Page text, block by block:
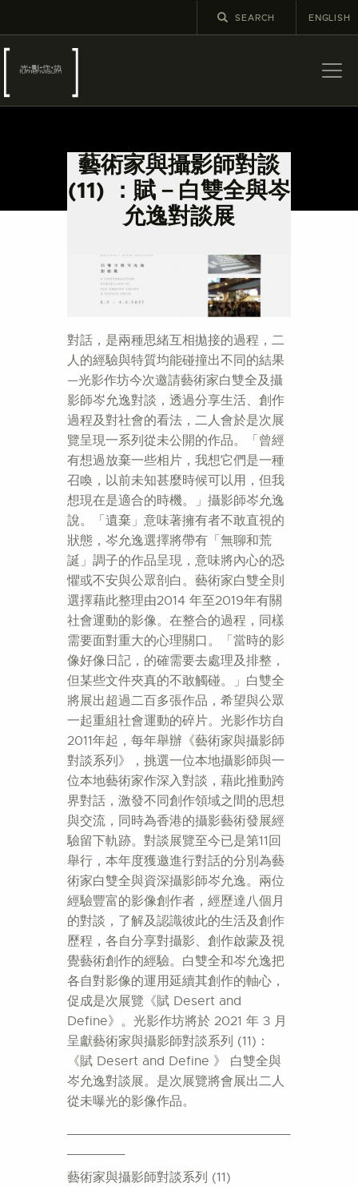
ENGLISH
藝術家與攝影師對談
(11) ：賦－白雙全與岑
允逸對談展
最新消息
展覽
教育及外展
學校課程
更多攝影資訊
對話，是兩種思緒互相拋接的過程，二
人的經驗與特質均能碰撞出不同的結果
—光影作坊今次邀請藝術家白雙全及攝
影師岑允逸對談，透過分享生活、創作
過程及對社會的看法，二人會於是次展
覽呈現一系列從未公開的作品。「曾經
有想過放棄一些相片，我想它們是一種
召喚，以前未知甚麼時候可以用，但我
想現在是適合的時機。」攝影師岑允逸
說。「遺棄」意味著擁有者不敢直視的
狀態，岑允逸選擇將帶有「無聊和荒
誕」調子的作品呈現，意味將內心的恐
懼或不安與公眾剖白。藝術家白雙全則
選擇藉此整理由2014 年至2019年有關
社會運動的影像。在整合的過程，同樣
需要面對重大的心理關口。「當時的影
像好像日記，的確需要去處理及排整，
但某些文件夾真的不敢觸碰。」白雙全
將展出超過二百多張作品，希望與公眾
一起重組社會運動的碎片。光影作坊自
2011年起，每年舉辦《藝術家與攝影師
對談系列》，挑選一位本地攝影師與一
位本地藝術家作深入對談，藉此推動跨
界對話，激發不同創作領域之間的思想
與交流，同時為香港的攝影藝術發展經
驗留下軌跡。對談展覽至今已是第11回
舉行，本年度獲邀進行對話的分別為藝
術家白雙全與資深攝影師岑允逸。兩位
經驗豐富的影像創作者，經歷達八個月
的對談，了解及認識彼此的生活及創作
歷程，各自分享對攝影、創作啟蒙及視
覺藝術創作的經驗。白雙全和岑允逸把
各自對影像的運用延續其創作的軸心，
促成是次展覽《賦 Desert and
Define》。光影作坊將於 2021 年 3 月
呈獻藝術家與攝影師對談系列 (11)：
《賦 Desert and Define 》 白雙全與
岑允逸對談展。是次展覽將會展出二人
從未曝光的影像作品。
藝術家與攝影師對談系列 (11)